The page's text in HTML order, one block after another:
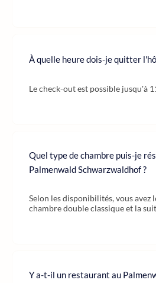
À quelle heure dois-je quitter
Le check-out est possible jusqu'à
Quel type de chambre puis-je
Palmenwald Schwarzwaldhof ?
Selon les disponibilités, vous avez
chambre double classique et la
Y a-t-il un restaurant au